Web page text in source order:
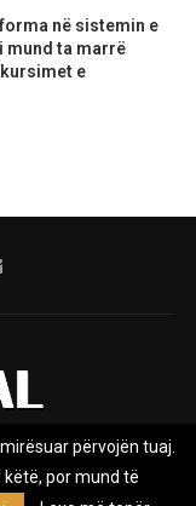
në sistemin e
mund ta marrë
e
Kontakt
përvojën tuaj.
këtë, por mund të